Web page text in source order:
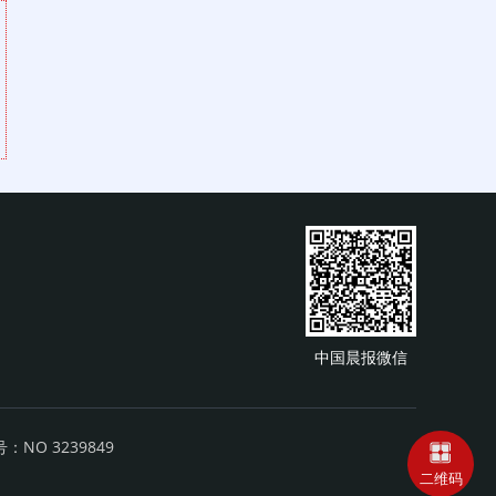
中国晨报微信
：NO 3239849
二维码